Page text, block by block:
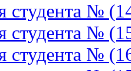
студента №
студента №
студента №